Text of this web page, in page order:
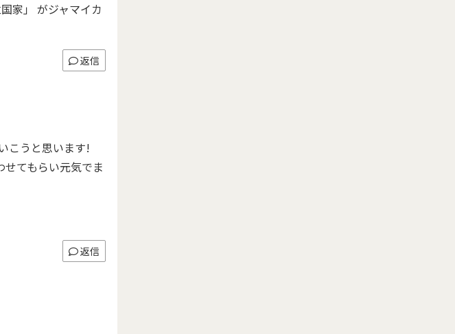
家」 がジャマイカ
返信
こうと思います!
てもらい元気でま
返信